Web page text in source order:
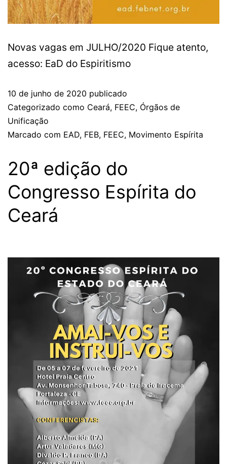
Novas vagas em JULHO/2020 Fique atento,
acesso: EaD do Espiritismo
10 de junho de 2020 publicado
Categorizado como Ceará, FEEC, Órgãos de
Unificação
Marcado com EAD, FEB, FEEC, Movimento Espírita
20ª edição do
Congresso Espírita do
Ceará